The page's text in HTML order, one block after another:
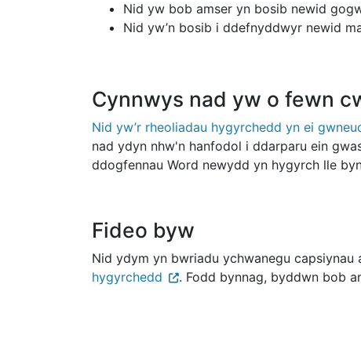
Nid yw bob amser yn bosib newid
Nid yw’n bosib i ddefnyddwyr newid
Cynnwys nad yw o fewn
Nid yw’r rheoliadau hygyrchedd yn ei
nad ydyn nhw'n hanfodol i ddarparu ein
ddogfennau Word newydd yn hygyrch lle
Fideo byw
Nid ydym yn bwriadu ychwanegu
hygyrchedd
. Fodd bynnag, byddwn bob